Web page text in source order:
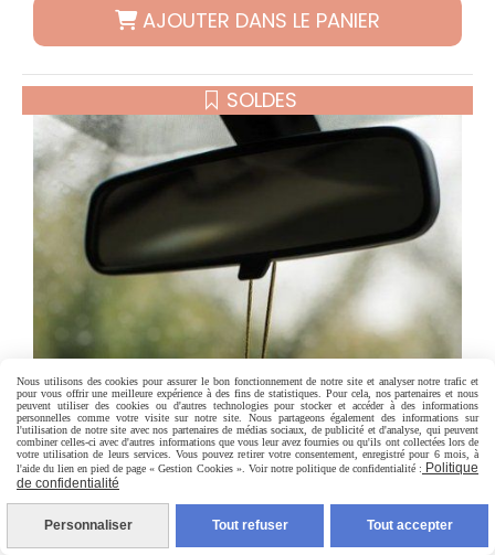
AJOUTER DANS LE PANIER
SOLDES
Nous utilisons des cookies pour assurer le bon fonctionnement de notre site et analyser notre trafic et
pour vous offrir une meilleure expérience à des fins de statistiques. Pour cela, nos partenaires et nous
peuvent utiliser des cookies ou d'autres technologies pour stocker et accéder à des informations
personnelles comme votre visite sur notre site. Nous partageons également des informations sur
l'utilisation de notre site avec nos partenaires de médias sociaux, de publicité et d'analyse, qui peuvent
combiner celles-ci avec d'autres informations que vous leur avez fournies ou qu'ils ont collectées lors de
votre utilisation de leurs services. Vous pouvez retirer votre consentement, enregistré pour 6 mois, à
l'aide du lien en pied de page « Gestion Cookies ». Voir notre politique de confidentialité : Politique
de confidentialité
Personnaliser Tout refuser Tout accepter